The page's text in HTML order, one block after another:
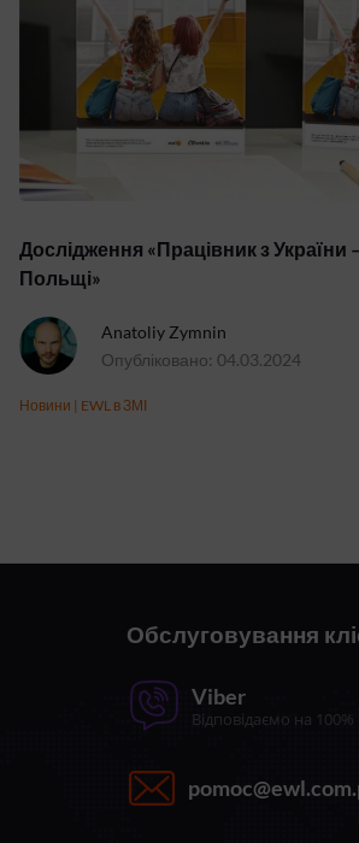
Дослідження «Працівник з України
Польщі»
Anatoliy Zymnin
Опубліковано: 04.03.2024
Новини | EWL в ЗМІ
Обслуговування
Viber
Відповідаємо на